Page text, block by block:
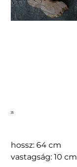
26
hossz: 64 cm
vastagság: 10 cm